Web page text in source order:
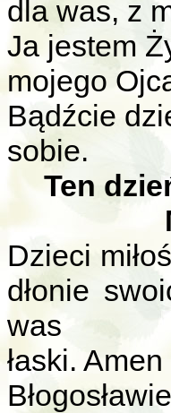
dla was, z
Ja jestem
mojego
Bądźcie
sobie.
Ten
Dzieci
dłonie
was
łaski. Amen